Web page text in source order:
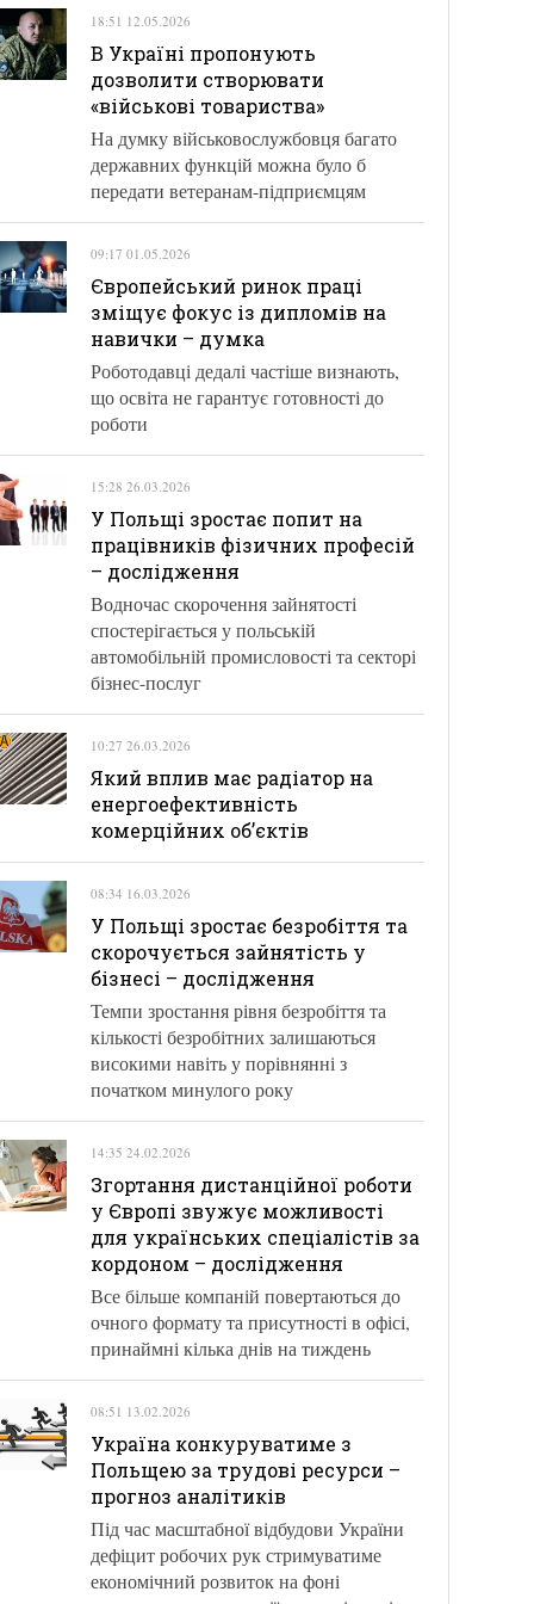
18:51 12.05.2026
В Україні пропонують
дозволити створювати
«військові товариства»
На думку військовослужбовця багато
державних функцій можна було б
передати ветеранам-підприємцям
09:17 01.05.2026
Європейський ринок праці
зміщує фокус із дипломів на
навички – думка
Роботодавці дедалі частіше визнають,
що освіта не гарантує готовності до
роботи
15:28 26.03.2026
У Польщі зростає попит на
працівників фізичних професій
– дослідження
Водночас скорочення зайнятості
спостерігається у польській
автомобільній промисловості та секторі
бізнес-послуг
10:27 26.03.2026
Який вплив має радіатор на
енергоефективність
комерційних об’єктів
08:34 16.03.2026
У Польщі зростає безробіття та
скорочується зайнятість у
бізнесі – дослідження
Темпи зростання рівня безробіття та
кількості безробітних залишаються
високими навіть у порівнянні з
початком минулого року
14:35 24.02.2026
Згортання дистанційної роботи
у Європі звужує можливості
для українських спеціалістів за
кордоном – дослідження
Все більше компаній повертаються до
очного формату та присутності в офісі,
принаймні кілька днів на тиждень
08:51 13.02.2026
Україна конкуруватиме з
Польщею за трудові ресурси –
прогноз аналітиків
Під час масштабної відбудови України
дефіцит робочих рук стримуватиме
економічний розвиток на фоні